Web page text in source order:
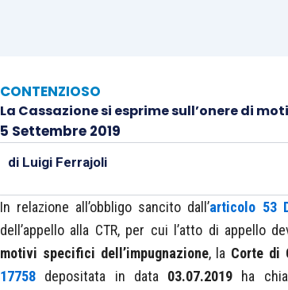
CONTENZIOSO
La Cassazione si esprime sull’onere di
5 Settembre 2019
di Luigi Ferrajoli
In relazione all’obbligo sancito dall’articolo 53
dell’appello alla CTR, per cui l’atto di appello
motivi specifici dell’impugnazione, la Corte di
17758 depositata in data 03.07.2019 ha